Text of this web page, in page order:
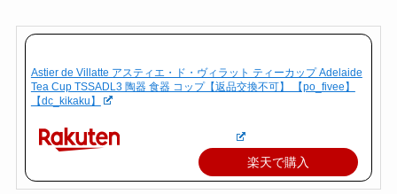
Astier de Villatte アスティエ・ド・ヴィラット ティーカップ Adelaide
Tea Cup TSSADL3 陶器 食器 コップ【返品交換不可】 【po_fivee】
【dc_kikaku】
楽天で購入